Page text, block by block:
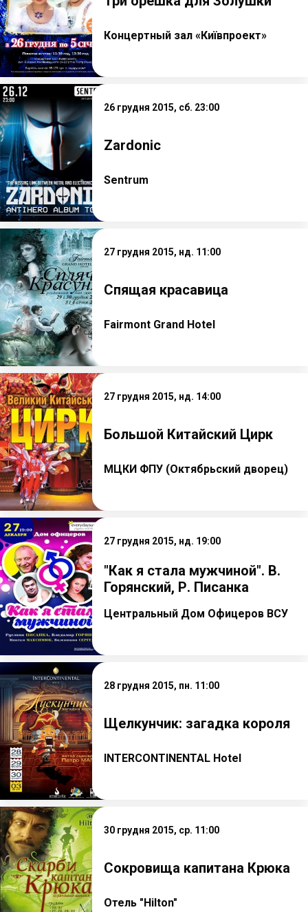
Концертный зал «Київпроект»
26 грудня 2015, сб. 23:00
Zardonic
Sentrum
27 грудня 2015, нд. 11:00
Спящая красавица
Fairmont Grand Hotel
27 грудня 2015, нд. 14:00
Большой Китайский Цирк
МЦКИ ФПУ (Октябрьский дворец)
27 грудня 2015, нд. 19:00
"Как я стала мужчиной". В.
Горянский, Р. Писанка
Центральный Дом Офицеров ВСУ
28 грудня 2015, пн. 11:00
Щелкунчик: загадка короля
INTERCONTINENTAL Hotel
30 грудня 2015, ср. 11:00
Сокровища капитана Крюка
Отель "Hilton"